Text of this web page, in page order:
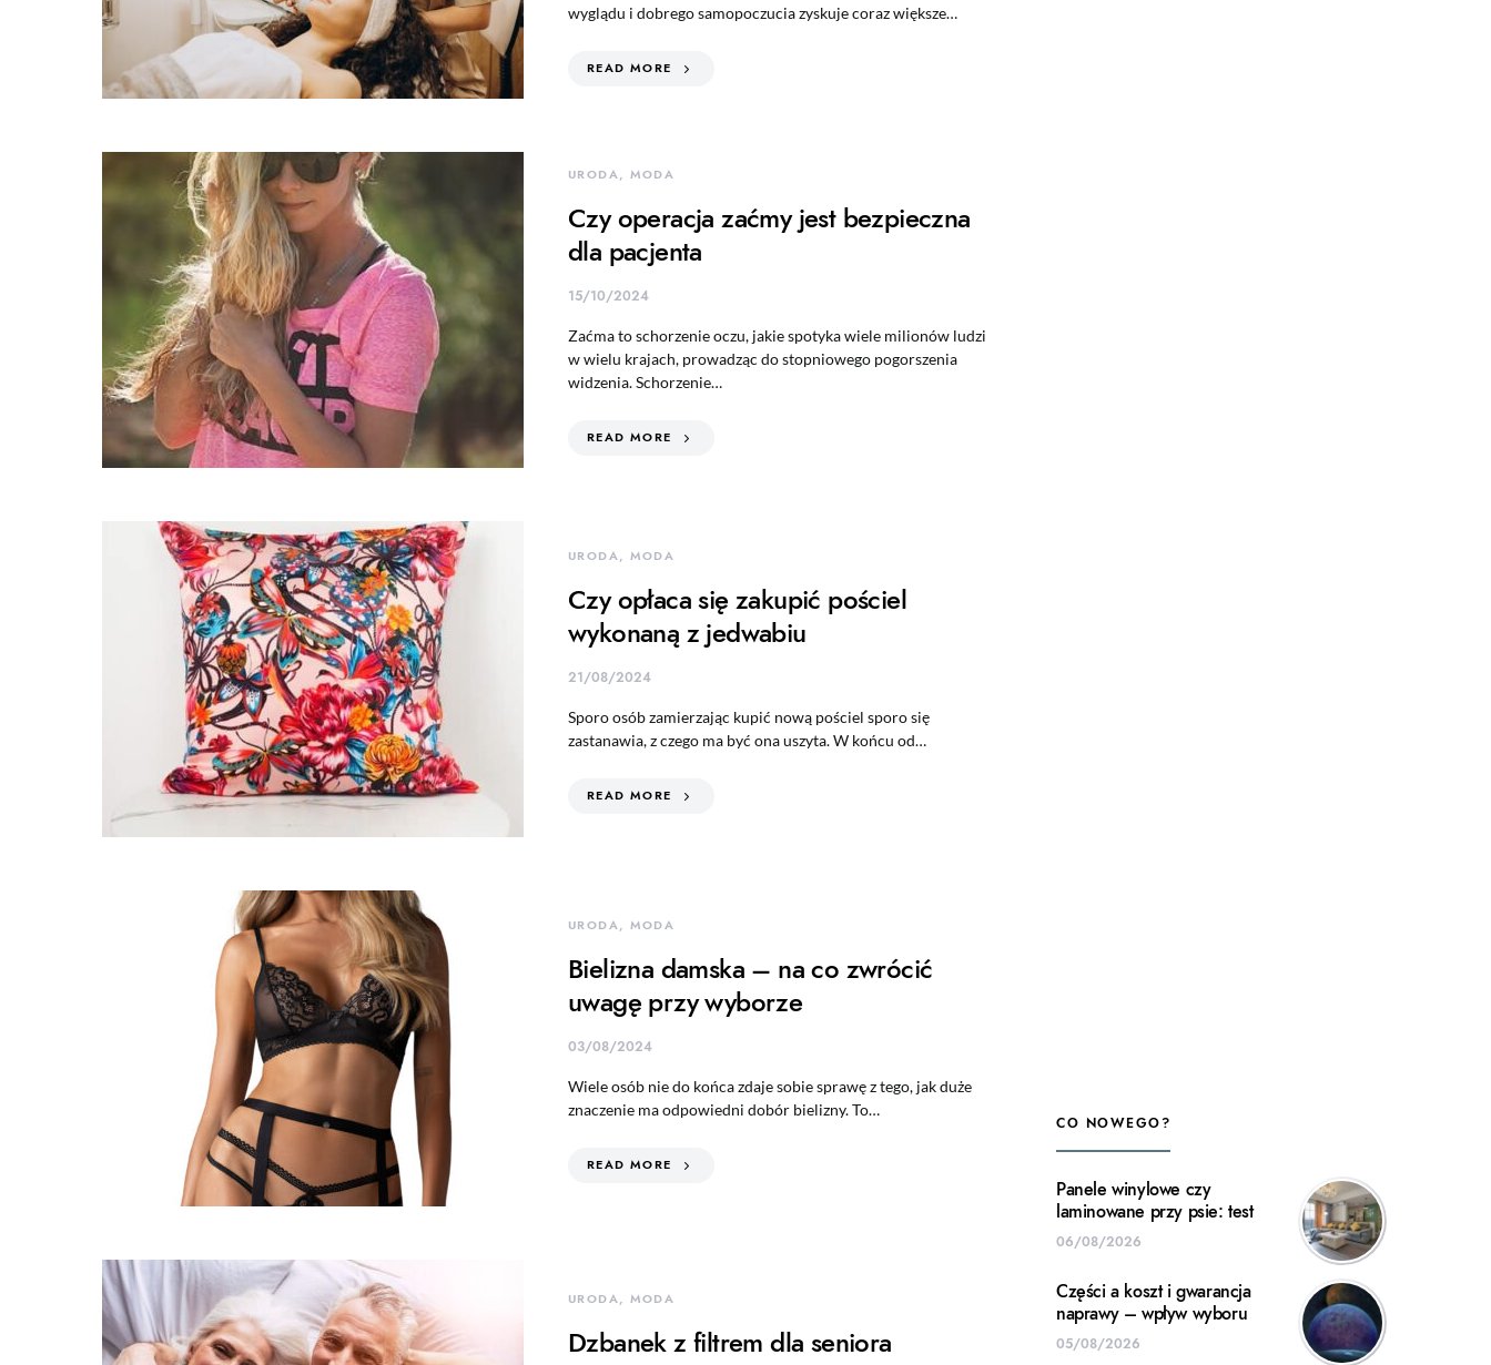
wyglądu i dobrego samopoczucia zyskuje coraz większe…
READ MORE
URODA, MODA
Czy operacja zaćmy jest bezpieczna
dla pacjenta
15/10/2024
Zaćma to schorzenie oczu, jakie spotyka wiele milionów ludzi
w wielu krajach, prowadząc do stopniowego pogorszenia
widzenia. Schorzenie…
READ MORE
URODA, MODA
Czy opłaca się zakupić pościel
wykonaną z jedwabiu
21/08/2024
Sporo osób zamierzając kupić nową pościel sporo się
zastanawia, z czego ma być ona uszyta. W końcu od…
READ MORE
URODA, MODA
Bielizna damska – na co zwrócić
uwagę przy wyborze
03/08/2024
Wiele osób nie do końca zdaje sobie sprawę z tego, jak duże
znaczenie ma odpowiedni dobór bielizny. To…
READ MORE
URODA, MODA
Dzbanek z filtrem dla seniora
CO NOWEGO?
Panele winylowe czy
laminowane przy psie: test
06/08/2026
Części a koszt i gwarancja
naprawy – wpływ wyboru
05/08/2026